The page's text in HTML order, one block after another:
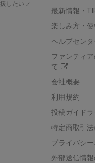
最新情報・
楽しみ方・
ヘルプセンタ
ファンティ
て
会社概要
利用規約
投稿ガイド
特定商取引
プライバシ
外部送信情
したいフ